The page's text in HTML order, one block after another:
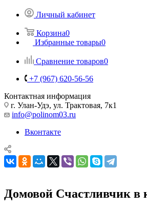
Личный кабинет
Корзина0
Избранные товары0
Сравнение товаров0
+7 (967) 620-56-56
Контактная информация
г. Улан-Удэ, ул. Трактовая, 7к1
info@polinom03.ru
Вконтакте
Домовой Счастливчик в